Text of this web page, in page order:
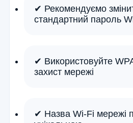
✔ Рекомендуємо
стандартний пароль
✔ Використовуйте
захист мережі
✔ Назва Wi-Fi мережі